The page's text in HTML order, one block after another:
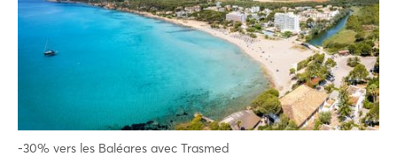
-30% vers les Baléares avec Trasmed